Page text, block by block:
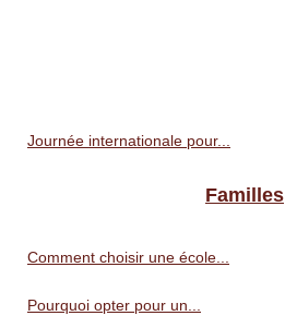
Journée internationale pour...
Familles
Comment choisir une école...
Pourquoi opter pour un...